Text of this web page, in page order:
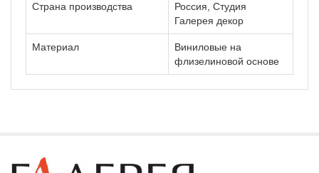
Страна производства
Россия, Студия
Галерея декор
Материал
Виниловые на
флизелиновой основе